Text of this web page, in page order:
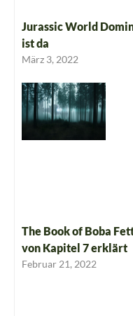
Jurassic World
ist da
März 3, 2022
The Book of Boba
von Kapitel 7 erklärt
Februar 21, 2022